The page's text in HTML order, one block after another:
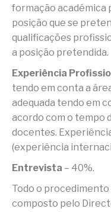
formação académica
posição que se
qualificações
a posição pretendida.
Experiência
tendo em conta a
adequada tendo em
acordo com o tempo
docentes.
(experiência
Entrevista – 40%.
Todo o
composto pelo